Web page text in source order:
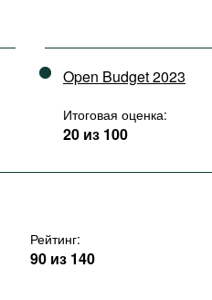
Open Budget 2023
Итоговая оценка:
20 из 100
Рейтинг:
90 из 140